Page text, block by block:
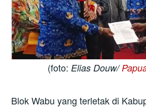
(foto: Elias Douw/
Blok Wabu yang terletak di